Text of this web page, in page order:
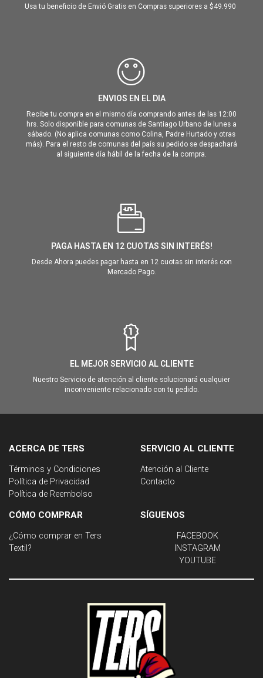
Usa tu beneficio de Envió Gratis en Compras superiores a $49.990
ENVIOS EN EL DIA
Recibe tu compra en el mismo día comprando antes de las 12:00
hrs. Solo disponible para comunas de Santiago Urbano de lunes a
sábado. (No aplica comunas como Colina, Padre Hurtado y otras
más). Para el resto de comunas del país su pedido se despachará
al siguiente día hábil de la fecha de la compra.
PAGA HASTA EN 12 CUOTAS SIN INTERÉS!
Desde Ahora puedes pagar hasta en 12 cuotas sin interés con
Mercado Pago.
EL MEJOR SERVICIO AL CLIENTE
Nuestro Servicio de atención al cliente solucionará cualquier
inconveniente relacionado con tu pedido.
ACERCA DE TERS
Términos y Condiciones
Política de Privacidad
Política de Reembolso
SERVICIO AL CLIENTE
Atención al Cliente
Contacto
CÓMO COMPRAR
¿Cómo comprar en Ters
Textil?
SÍGUENOS
FACEBOOK
INSTAGRAM
YOUTUBE